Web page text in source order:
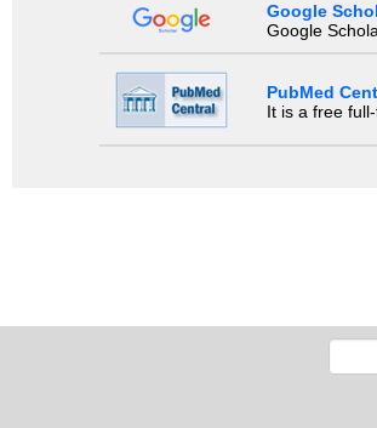
Google
Google
PubMed
It is a free